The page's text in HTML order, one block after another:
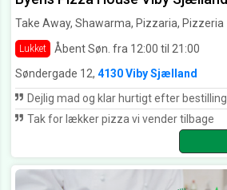
Take Away, Shawarma, Pizzaria, Pizzeria
Lukket Åbent Søn. fra 12:00 til 21:00
Søndergade 12, 4130 Viby Sjælland
Dejlig mad og klar hurtigt efter bestilling
Tak for lækker pizza vi vender tilbage